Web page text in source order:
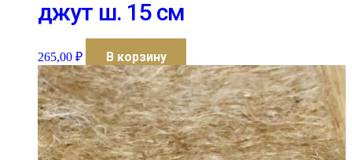
джут ш. 15 см
265,00 ₽ В корзину